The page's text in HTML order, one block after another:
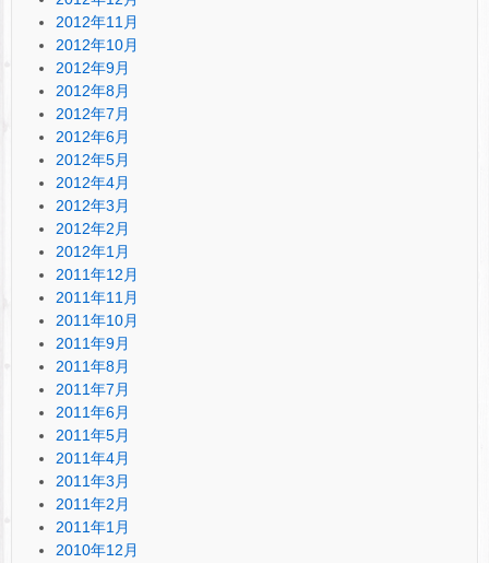
2012年11月
2012年10月
2012年9月
2012年8月
2012年7月
2012年6月
2012年5月
2012年4月
2012年3月
2012年2月
2012年1月
2011年12月
2011年11月
2011年10月
2011年9月
2011年8月
2011年7月
2011年6月
2011年5月
2011年4月
2011年3月
2011年2月
2011年1月
2010年12月